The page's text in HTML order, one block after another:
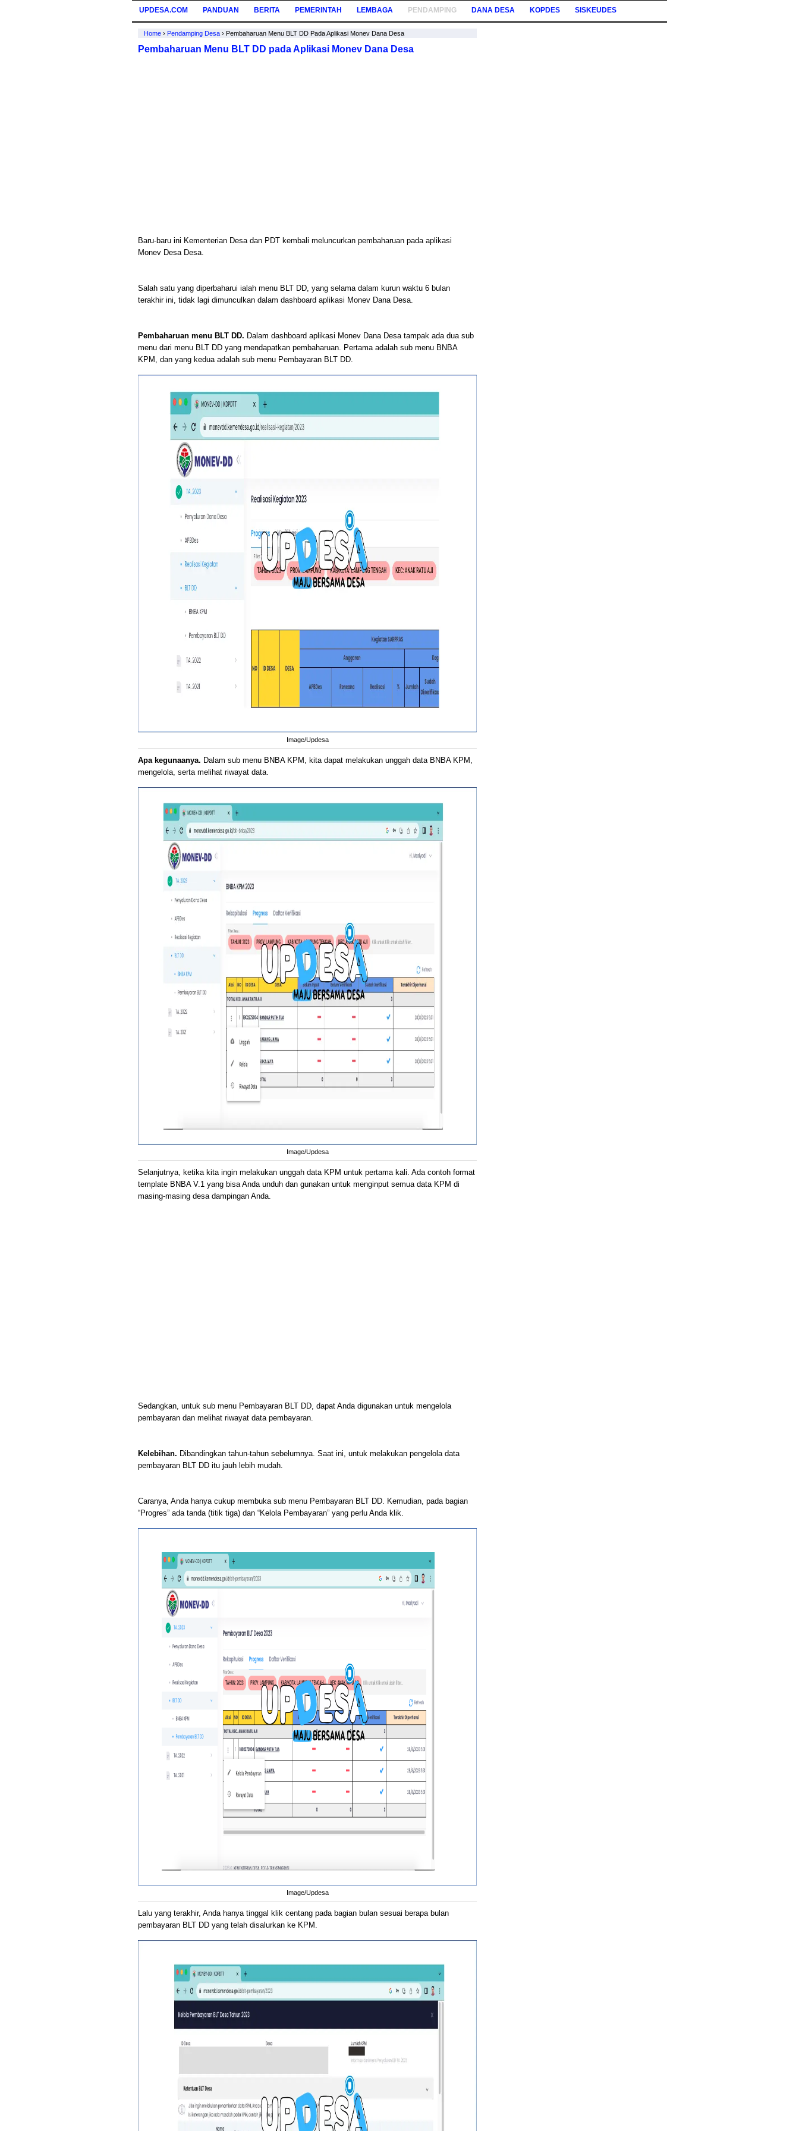
UPDESA.COM PANDUAN BERITA PEMERINTAH LEMBAGA PENDAMPING DANA DESA KOPDES SISKEUDES
Home › Pendamping Desa › Pembaharuan Menu BLT DD Pada Aplikasi Monev Dana Desa
Pembaharuan Menu BLT DD pada Aplikasi Monev Dana Desa
Baru-baru ini Kementerian Desa dan PDT kembali meluncurkan pembaharuan pada aplikasi
Monev Desa Desa.
Salah satu yang diperbaharui ialah menu BLT DD, yang selama dalam kurun waktu 6 bulan
terakhir ini, tidak lagi dimunculkan dalam dashboard aplikasi Monev Dana Desa.
Pembaharuan menu BLT DD. Dalam dashboard aplikasi Monev Dana Desa tampak ada dua sub
menu dari menu BLT DD yang mendapatkan pembaharuan. Pertama adalah sub menu BNBA
KPM, dan yang kedua adalah sub menu Pembayaran BLT DD.
Image/Updesa
Apa kegunaanya. Dalam sub menu BNBA KPM, kita dapat melakukan unggah data BNBA KPM,
mengelola, serta melihat riwayat data.
Image/Updesa
Selanjutnya, ketika kita ingin melakukan unggah data KPM untuk pertama kali. Ada contoh format
template BNBA V.1 yang bisa Anda unduh dan gunakan untuk menginput semua data KPM di
masing-masing desa dampingan Anda.
Sedangkan, untuk sub menu Pembayaran BLT DD, dapat Anda digunakan untuk mengelola
pembayaran dan melihat riwayat data pembayaran.
Kelebihan. Dibandingkan tahun-tahun sebelumnya. Saat ini, untuk melakukan pengelola data
pembayaran BLT DD itu jauh lebih mudah.
Caranya, Anda hanya cukup membuka sub menu Pembayaran BLT DD. Kemudian, pada bagian
“Progres” ada tanda (titik tiga) dan “Kelola Pembayaran” yang perlu Anda klik.
Image/Updesa
Lalu yang terakhir, Anda hanya tinggal klik centang pada bagian bulan sesuai berapa bulan
pembayaran BLT DD yang telah disalurkan ke KPM.